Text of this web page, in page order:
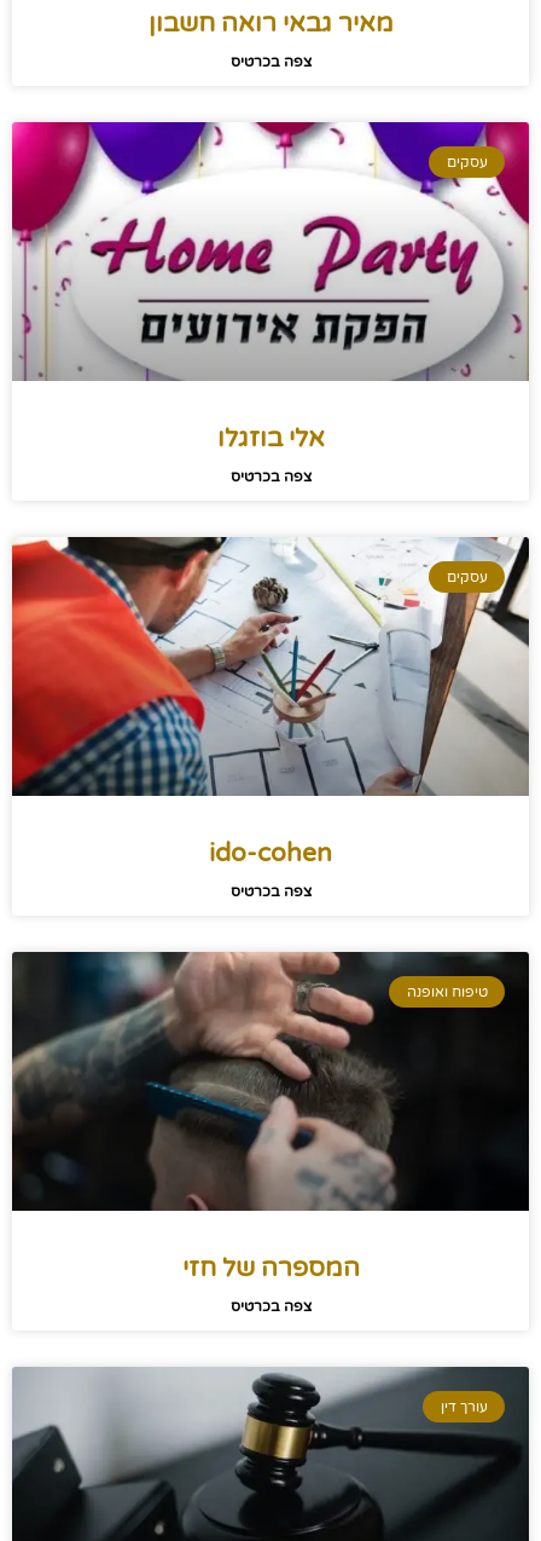
מאיר גבאי רואה חשבון
צפה בכרטיס
עסקים
אלי בוזגלו
צפה בכרטיס
עסקים
ido-cohen
צפה בכרטיס
טיפוח ואופנה
המספרה של חזי
צפה בכרטיס
עורך דין